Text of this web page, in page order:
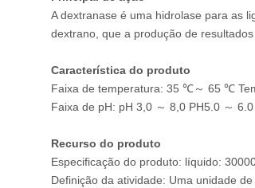
A dextranase é uma hidrolase para as
dextrano, que a produção de
Característica do produto
Faixa de temperatura: 35 ℃～ 65 ℃
Faixa de pH: pH 3,0 ～ 8,0 PH5.0 ～ 6.0
Recurso do produto
Especificação do produto: líquido:
Definição da atividade: Uma unidade